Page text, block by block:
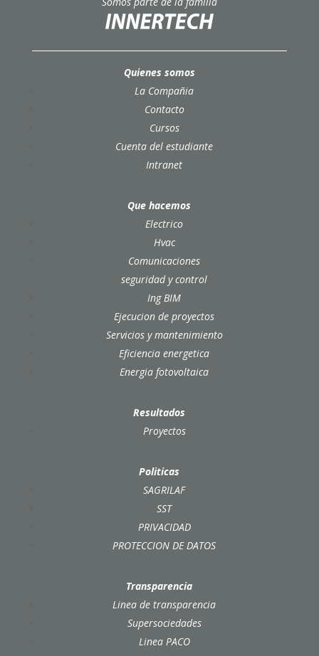
Quienes somos
La Compañia
Contacto
Cursos
Cuenta del estudiante
Intranet
Que hacemos
Electrico
Hvac
Comunicaciones
seguridad y control
Ing BIM
Ejecucion de proyectos
Servicios y mantenimiento
Eficiencia energetica
Energia fotovoltaica
Resultados
Proyectos
Politicas
SAGRILAF
SST
PRIVACIDAD
PROTECCION DE DATOS
Transparencia
Linea de transparencia
Supersociedades
Linea PACO